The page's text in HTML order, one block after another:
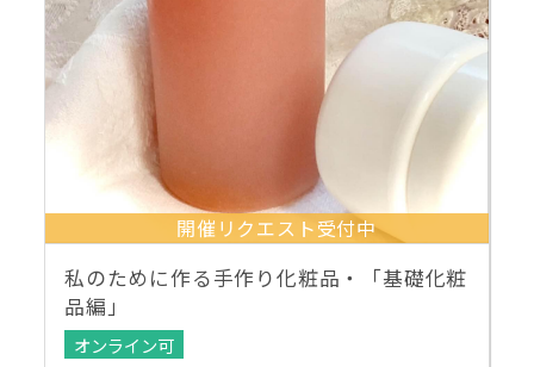
開催リクエスト受付中
私のために作る手作り化粧品・「基礎化粧
品編」
オンライン可